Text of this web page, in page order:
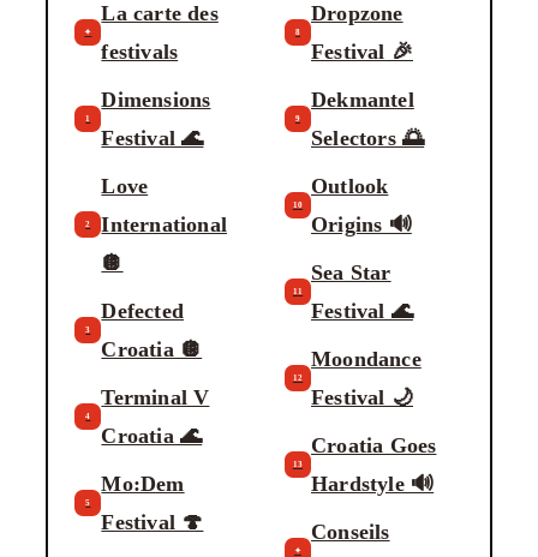
✦
La carte des
festivals
1
Dimensions
Festival 🌊
2
Love
International
🪩
3
Defected
Croatia 🪩
4
Terminal V
Croatia 🌊
5
Mo:Dem
Festival 🍄
8
Dropzone
Festival 🎉
9
Dekmantel
Selectors 🌅
10
Outlook
Origins 🔊
11
Sea Star
Festival 🌊
12
Moondance
Festival 🌙
13
Croatia Goes
Hardstyle 🔊
✦
Conseils